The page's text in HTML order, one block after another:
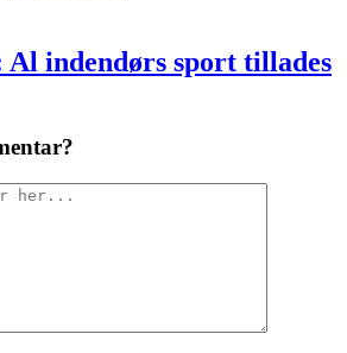
indendørs sport tillades